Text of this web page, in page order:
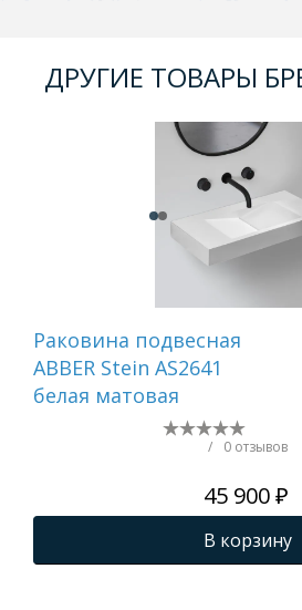
ДРУГИЕ ТОВАРЫ
Раковина подвесная
ABBER Stein AS2641
белая матовая
/ 0 отзывов
45 900 ₽
В корзину